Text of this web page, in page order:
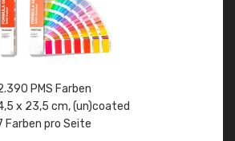
PMS Farben
x 23,5 cm, (un)coated
Farben pro Seite